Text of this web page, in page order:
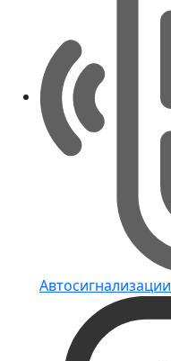
Автосигнализации